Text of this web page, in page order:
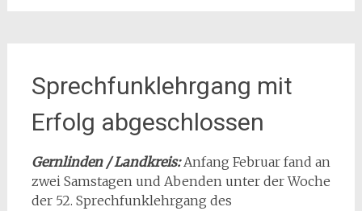
Sprechfunklehrgang mit
Erfolg abgeschlossen
Gernlinden / Landkreis:Anfang Februar fand an
zwei Samstagen und Abenden unter der Woche
der 52. Sprechfunklehrgang des